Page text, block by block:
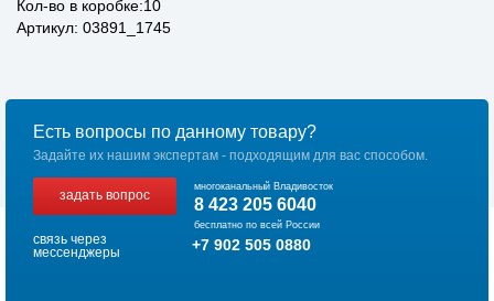
Кол-во в коробке:10
Артикул: 03891_1745
Есть вопросы по данному товару?
Задайте их нашим экспертам - подходящим для вас способом.
задать вопрос
многоканальный Владивосток
8 423 205 6040
бесплатно по всей России
связь через
мессенджеры
+7 902 505 0880